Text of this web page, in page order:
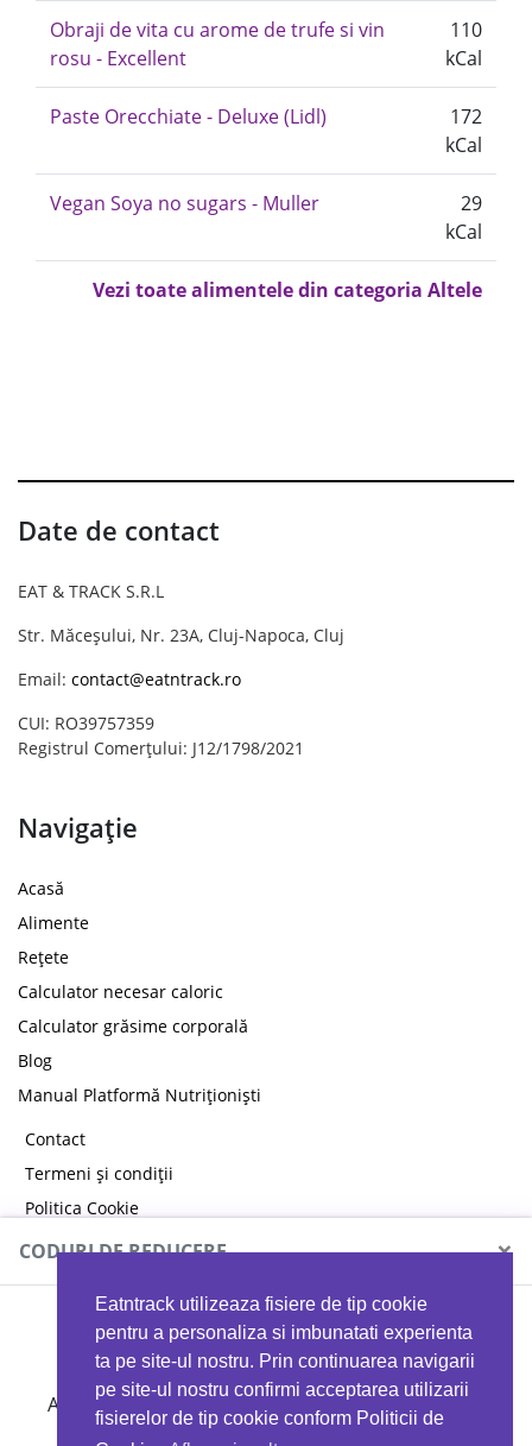
Eatntrack utilizeaza fisiere de tip cookie
pentru a personaliza si imbunatati experienta
ta pe site-ul nostru. Prin continuarea navigarii
pe site-ul nostru confirmi acceptarea utilizarii
fisierelor de tip cookie conform Politicii de
Obraji de vita cu arome de trufe si vin
rosu - Excellent
110
kCal
Paste Orecchiate - Deluxe (Lidl)
172
kCal
Vegan Soya no sugars - Muller
29
kCal
Vezi toate alimentele din categoria Altele
Date de contact
EAT & TRACK S.R.L
Str. Măceșului, Nr. 23A, Cluj-Napoca, Cluj
Email: contact@eatntrack.ro
CUI: RO39757359
Registrul Comerțului: J12/1798/2021
Navigație
Acasă
Alimente
Rețete
Calculator necesar caloric
Calculator grăsime corporală
Blog
Manual Platformă Nutriționiști
Contact
Termeni și condiții
Politica Cookie
Politica de confidențialitate
CODURI DE REDUCERE ×
MYPROTEIN
Ai 40%reducere la orice comandă folosind codul
EATTRACK